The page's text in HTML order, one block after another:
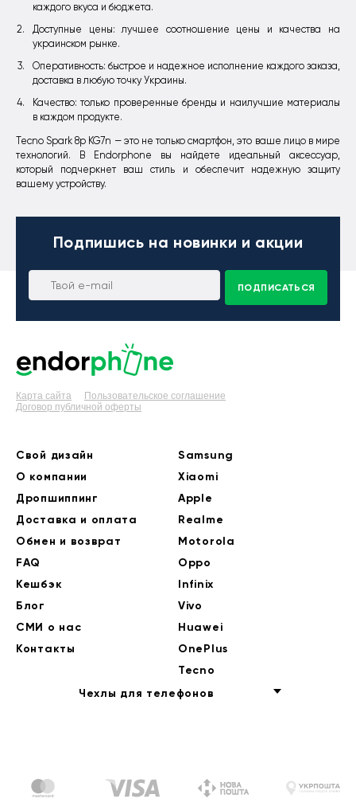
каждого вкуса и бюджета.
Доступные цены: лучшее соотношение цены и качества на
украинском рынке.
Оперативность: быстрое и надежное исполнение каждого заказа,
доставка в любую точку Украины.
Качество: только проверенные бренды и наилучшие материалы
в каждом продукте.
Tecno Spark 8p KG7n — это не только смартфон, это ваше лицо в мире
технологий. В Еndorphone вы найдете идеальный аксессуар,
который подчеркнет ваш стиль и обеспечит надежную защиту
вашему устройству.
Подпишись на новинки и акции
ПОДПИСАТЬСЯ
Карта сайта
Пользовательское соглашение
Договор публичной оферты
Свой дизайн
О компании
Дропшиппинг
Доставка и оплата
Обмен и возврат
FAQ
Кешбэк
Блог
СМИ о нас
Контакты
Samsung
Xiaomi
Apple
Realme
Motorola
Oppo
Infinix
Vivo
Huawei
OnePlus
Tecno
Чехлы для телефонов